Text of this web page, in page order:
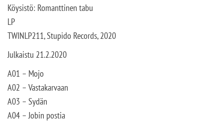
Köysistö: Romanttinen tabu
LP
TWINLP211, Stupido Records, 2020
Julkaistu 21.2.2020
A01 – Mojo
A02 – Vastakarvaan
A03 – Sydän
A04 – Jobin postia